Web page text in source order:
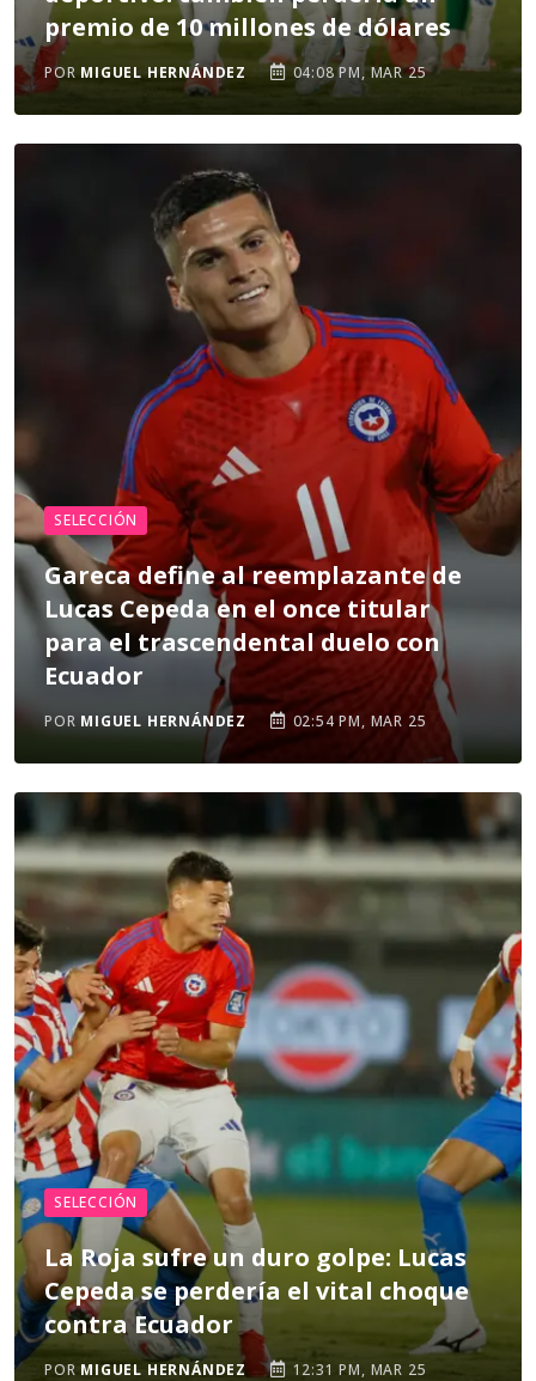
premio de 10 millones de dólares
POR MIGUEL HERNÁNDEZ 04:08 PM, MAR 25
SELECCIÓN
Gareca define al reemplazante de
Lucas Cepeda en el once titular
para el trascendental duelo con
Ecuador
POR MIGUEL HERNÁNDEZ 02:54 PM, MAR 25
SELECCIÓN
La Roja sufre un duro golpe: Lucas
Cepeda se perdería el vital choque
contra Ecuador
POR MIGUEL HERNÁNDEZ 12:31 PM, MAR 25